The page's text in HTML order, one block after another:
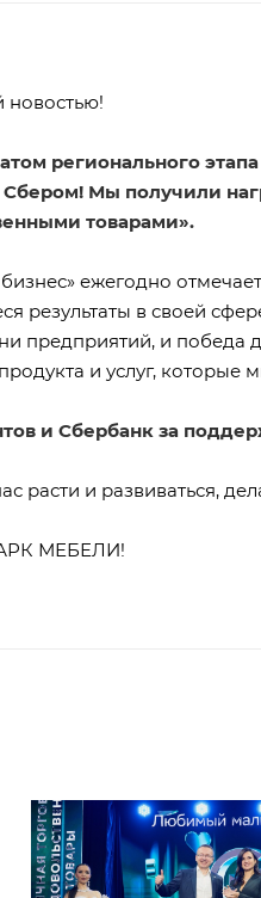
новостью!
регионального
Мы получили
товарами».
ежегодно
результаты в своей
предприятий, и победа
и услуг, которые
и Сбербанк за
расти и развиваться,
МЕБЕЛИ!